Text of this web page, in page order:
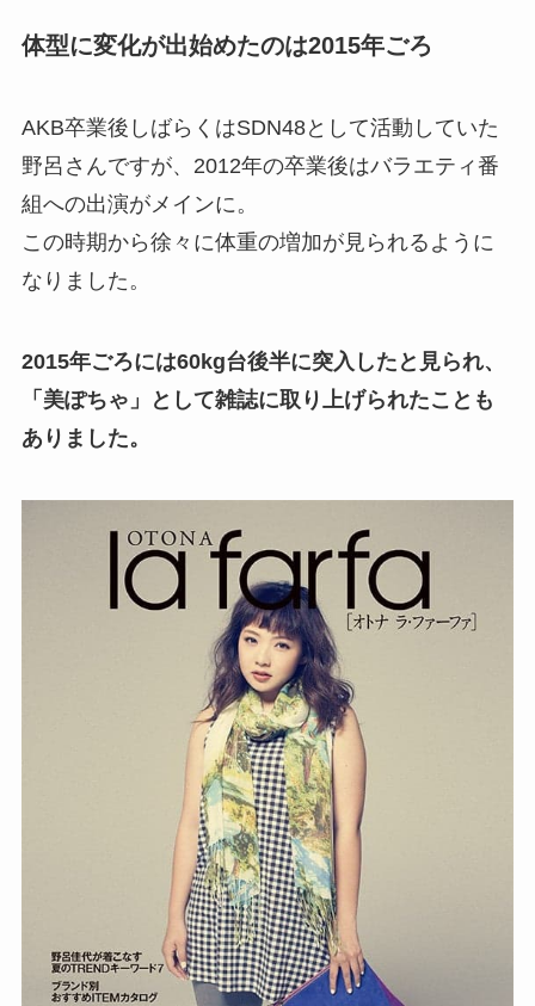
体型に変化が出始めたのは2015年ごろ
AKB卒業後しばらくはSDN48として活動していた
野呂さんですが、2012年の卒業後はバラエティ番
組への出演がメインに。
この時期から徐々に体重の増加が見られるように
なりました。
2015年ごろには60kg台後半に突入したと見られ、
「美ぽちゃ」として雑誌に取り上げられたことも
ありました。